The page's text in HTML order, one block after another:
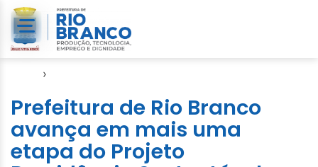
›
Prefeitura de Rio Branco
avança em mais uma
etapa do Projeto